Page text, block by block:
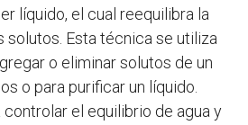
líquido, el cual reequilibra la
solutos. Esta técnica se utiliza
o eliminar solutos de un
o para purificar un líquido.
controlar el equilibrio de agua y